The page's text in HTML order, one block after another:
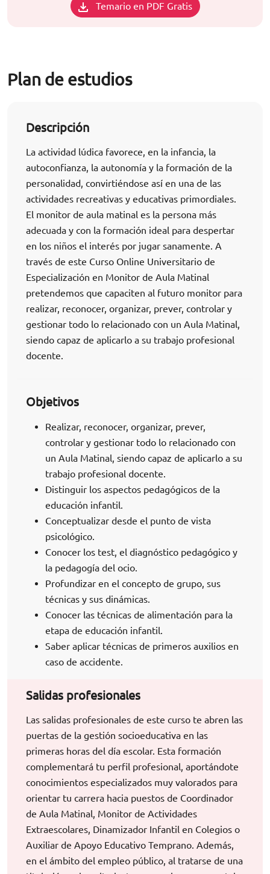
Temario en PDF Gratis
Plan de estudios
Descripción
La actividad lúdica favorece, en la infancia, la
autoconfianza, la autonomía y la formación de la
personalidad, convirtiéndose así en una de las
actividades recreativas y educativas primordiales.
El monitor de aula matinal es la persona más
adecuada y con la formación ideal para despertar
en los niños el interés por jugar sanamente. A
través de este Curso Online Universitario de
Especialización en Monitor de Aula Matinal
pretendemos que capaciten al futuro monitor para
realizar, reconocer, organizar, prever, controlar y
gestionar todo lo relacionado con un Aula Matinal,
siendo capaz de aplicarlo a su trabajo profesional
docente.
Objetivos
Realizar, reconocer, organizar, prever,
controlar y gestionar todo lo relacionado con
un Aula Matinal, siendo capaz de aplicarlo a su
trabajo profesional docente.
Distinguir los aspectos pedagógicos de la
educación infantil.
Conceptualizar desde el punto de vista
psicológico.
Conocer los test, el diagnóstico pedagógico y
la pedagogía del ocio.
Profundizar en el concepto de grupo, sus
técnicas y sus dinámicas.
Conocer las técnicas de alimentación para la
etapa de educación infantil.
Saber aplicar técnicas de primeros auxilios en
caso de accidente.
Salidas profesionales
Las salidas profesionales de este curso te abren las
puertas de la gestión socioeducativa en las
primeras horas del día escolar. Esta formación
complementará tu perfil profesional, aportándote
conocimientos especializados muy valorados para
orientar tu carrera hacia puestos de Coordinador
de Aula Matinal, Monitor de Actividades
Extraescolares, Dinamizador Infantil en Colegios o
Auxiliar de Apoyo Educativo Temprano. Además,
en el ámbito del empleo público, al tratarse de una